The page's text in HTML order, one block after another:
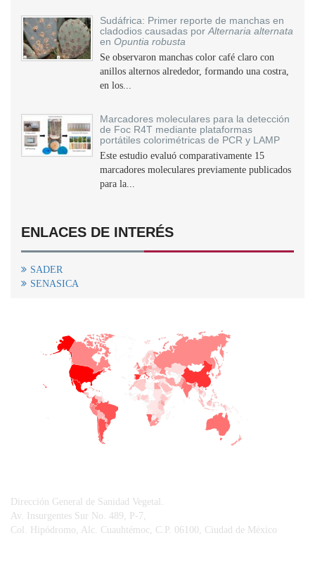
Sudáfrica: Primer reporte de manchas en
cladodios causadas por Alternaria alternata
en Opuntia robusta
Se observaron manchas color café claro con
anillos alternos alrededor, formando una costra,
en los...
Marcadores moleculares para la detección
de Foc R4T mediante plataformas
portátiles colorimétricas de PCR y LAMP
Este estudio evaluó comparativamente 15
marcadores moleculares previamente publicados
para la...
ENLACES DE INTERÉS
SADER
SENASICA
Dirección General de Sanidad Vegetal.
Av. Insurgentes Sur No. 489, P-7,
Col. Hipódromo, Alc. Cuauhtémoc, C.P. 06100, Ciudad de México